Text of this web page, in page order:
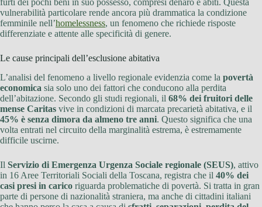
furti dei pochi beni in suo possesso, compresi denaro e abiti. Questa
vulnerabilità particolare rende ancora più drammatica la condizione
femminile nell’homelessness, un fenomeno che richiede risposte
differenziate e attente alle specificità di genere.
Le cause principali dell’esclusione abitativa
L’analisi del fenomeno a livello regionale evidenzia come la povertà
economica sia solo uno dei fattori che conducono alla perdita
dell’abitazione. Secondo gli studi regionali, il 68% dei fruitori delle
mense Caritas vive in condizioni di marcata precarietà abitativa, e il
45% è senza dimora da almeno tre anni. Questo significa che una
volta entrati nel circuito della marginalità estrema, è estremamente
difficile uscirne.
Il Servizio di Emergenza Urgenza Sociale regionale (SEUS), attivo
in 16 Aree Territoriali Sociali della Toscana, registra che il 40% dei
casi presi in carico riguarda problematiche di povertà. Si tratta in gran
parte di persone di nazionalità straniera, ma anche di cittadini italiani